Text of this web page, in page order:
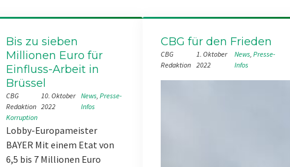
Bis zu sieben
Millionen Euro für
Einfluss-Arbeit in
Brüssel
CBG
Redaktion
10. Oktober
2022
News, Presse-
Infos
Korruption
Lobby-Europameister
BAYER Mit einem Etat von
6,5 bis 7 Millionen Euro
CBG für den Frieden
CBG
Redaktion
1. Oktober
2022
News, Presse-
Infos